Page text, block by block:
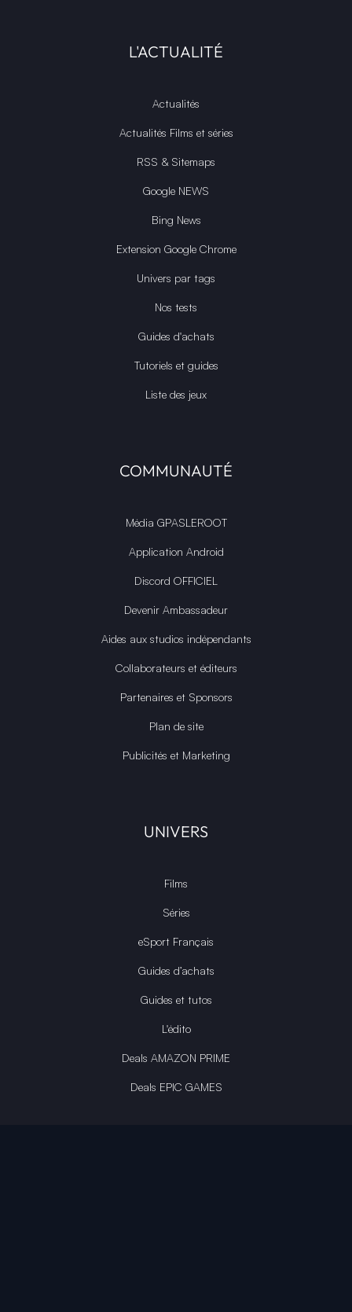
L'ACTUALITÉ
Actualités
Actualités Films et séries
RSS & Sitemaps
Google NEWS
Bing News
Extension Google Chrome
Univers par tags
Nos tests
Guides d'achats
Tutoriels et guides
Liste des jeux
COMMUNAUTÉ
Média GPASLEROOT
Application Android
Discord OFFICIEL
Devenir Ambassadeur
Aides aux studios indépendants
Collaborateurs et éditeurs
Partenaires et Sponsors
Plan de site
Publicités et Marketing
UNIVERS
Films
Séries
eSport Français
Guides d’achats
Guides et tutos
L'édito
Deals AMAZON PRIME
Deals EPIC GAMES